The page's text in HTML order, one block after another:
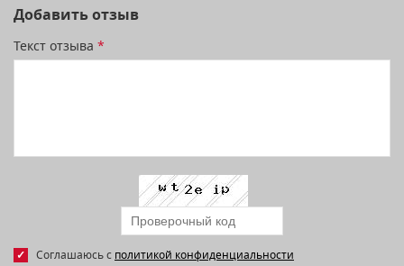
Добавить отзыв
Текст отзыва *
Соглашаюсь с политикой конфиденциальности